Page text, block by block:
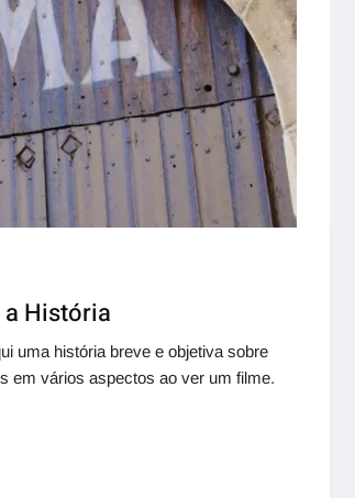
História
uma história breve e objetiva sobre
em vários aspectos ao ver um filme.